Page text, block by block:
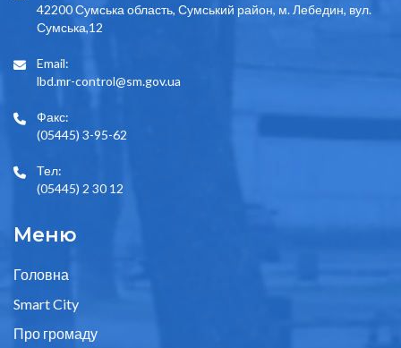
42200 Сумська область, Сумський район, м. Лебедин, вул.
Сумська,12
Email:
lbd.mr-control@sm.gov.ua
Факс:
(05445) 3-95-62
Тел:
(05445) 2 30 12
Меню
Головна
Smart City
Про громаду